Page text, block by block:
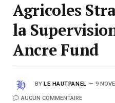
Agricoles
la
Ancre Fund
BY LE HAUTPANEL 9
AUCUN COMMENTAIRE